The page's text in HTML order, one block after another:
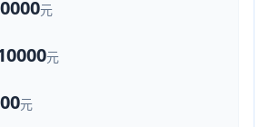
元
元
元